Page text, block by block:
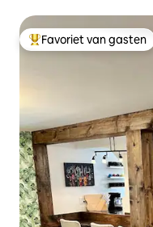
Topfavoriet van gasten
Favoriet van gasten